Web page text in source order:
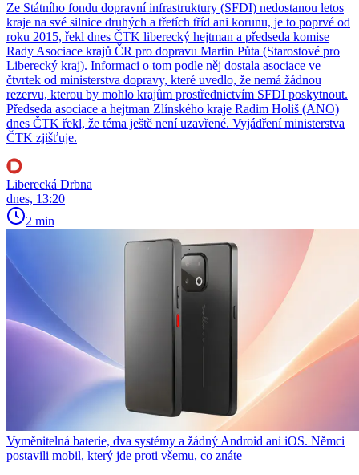
Ze Státního fondu dopravní infrastruktury (SFDI) nedostanou letos
kraje na své silnice druhých a třetích tříd ani korunu, je to poprvé od
roku 2015, řekl dnes ČTK liberecký hejtman a předseda komise
Rady Asociace krajů ČR pro dopravu Martin Půta (Starostové pro
Liberecký kraj). Informaci o tom podle něj dostala asociace ve
čtvrtek od ministerstva dopravy, které uvedlo, že nemá žádnou
rezervu, kterou by mohlo krajům prostřednictvím SFDI poskytnout.
Předseda asociace a hejtman Zlínského kraje Radim Holiš (ANO)
dnes ČTK řekl, že téma ještě není uzavřené. Vyjádření ministerstva
ČTK zjišťuje.
Liberecká Drbna
dnes, 13:20
2 min
Vyměnitelná baterie, dva systémy a žádný Android ani iOS. Němci
postavili mobil, který jde proti všemu, co znáte